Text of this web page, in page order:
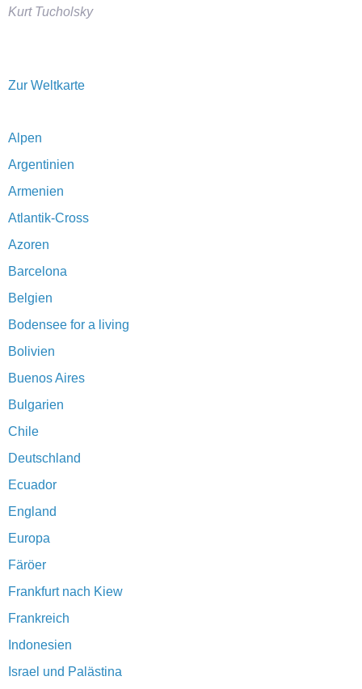
Kurt Tucholsky
Zur Weltkarte
Alpen
Argentinien
Armenien
Atlantik-Cross
Azoren
Barcelona
Belgien
Bodensee for a living
Bolivien
Buenos Aires
Bulgarien
Chile
Deutschland
Ecuador
England
Europa
Färöer
Frankfurt nach Kiew
Frankreich
Indonesien
Israel und Palästina